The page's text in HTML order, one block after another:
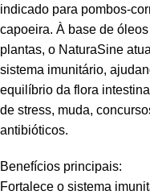
indicado para pombos-
capoeira. À base de
plantas, o NaturaSine
sistema imunitário,
equilíbrio da flora
de stress, muda,
antibióticos.
Benefícios principais:
Fortalece o sistema